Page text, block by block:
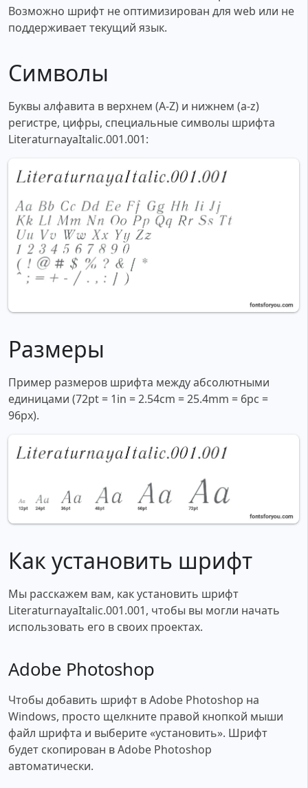
Возможно шрифт не оптимизирован для web или не
поддерживает текущий язык.
Символы
Буквы алфавита в верхнем (A-Z) и нижнем (a-z)
регистре, цифры, специальные символы шрифта
LiteraturnayaItalic.001.001:
Размеры
Пример размеров шрифта между абсолютными
единицами (72pt = 1in = 2.54cm = 25.4mm = 6pc =
96px).
Как установить шрифт
Мы расскажем вам, как установить шрифт
LiteraturnayaItalic.001.001, чтобы вы могли начать
использовать его в своих проектах.
Adobe Photoshop
Чтобы добавить шрифт в Adobe Photoshop на
Windows, просто щелкните правой кнопкой мыши
файл шрифта и выберите «установить». Шрифт
будет скопирован в Adobe Photoshop
автоматически.